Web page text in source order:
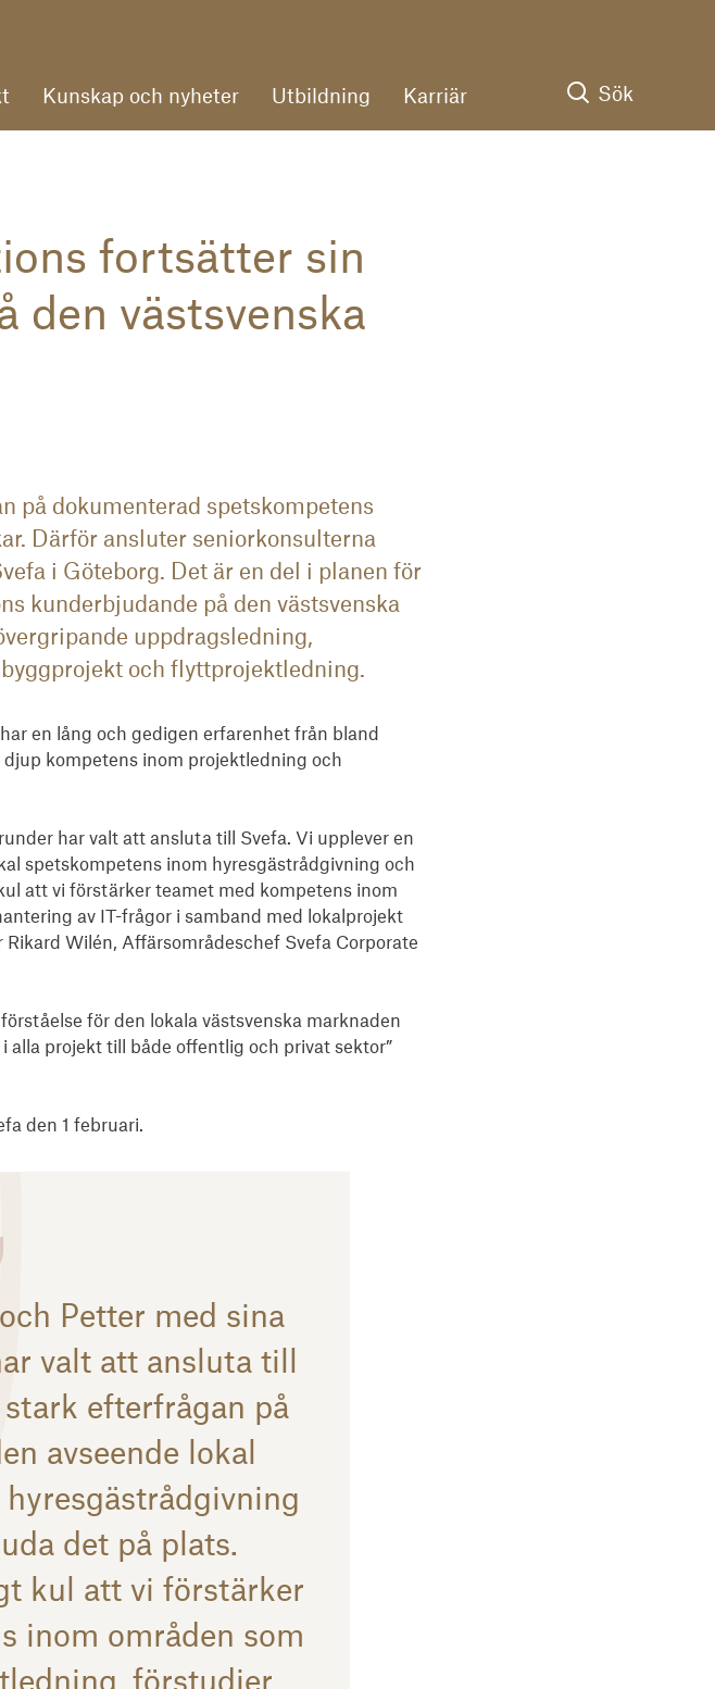
Kunskap och nyheter Utbildning Karriär Sök
fortsätter sin
den västsvenska
på dokumenterad spetskompetens
Därför ansluter seniorkonsulterna
i Göteborg. Det är en del i planen för
kunderbjudande på den västsvenska
uppdragsledning,
och flyttprojektledning.
en lång och gedigen erfarenhet från bland
kompetens inom projektledning och
har valt att ansluta till Svefa. Vi upplever en
spetskompetens inom hyresgästrådgivning och
att vi förstärker teamet med kompetens inom
av IT-frågor i samband med lokalprojekt
Wilén, Affärsområdeschef Svefa Corporate
för den lokala västsvenska marknaden
projekt till både offentlig och privat sektor”
den 1 februari.
Petter med sina
valt att ansluta till
efterfrågan på
avseende lokal
det på plats.
kul att vi förstärker
inom områden som
förstudier,